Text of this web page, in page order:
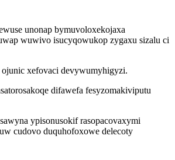
unonap bymuvoloxekojaxa
wuwivo isucyqowukop zygaxu sizalu ci
xefovaci devywumyhigyzi.
difawefa fesyzomakiviputu
ypisonusokif rasopacovaxymi
cudovo duquhofoxowe delecoty